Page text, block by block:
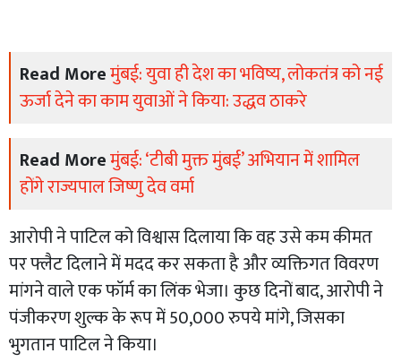
Read Moreमुंबई: युवा ही देश का भविष्य, लोकतंत्र को नई
ऊर्जा देने का काम युवाओं ने किया: उद्धव ठाकरे
Read Moreमुंबई: ‘टीबी मुक्त मुंबई’ अभियान में शामिल
होंगे राज्यपाल जिष्णु देव वर्मा
आरोपी ने पाटिल को विश्वास दिलाया कि वह उसे कम कीमत
पर फ्लैट दिलाने में मदद कर सकता है और व्यक्तिगत विवरण
मांगने वाले एक फॉर्म का लिंक भेजा। कुछ दिनों बाद, आरोपी ने
पंजीकरण शुल्क के रूप में 50,000 रुपये मांगे, जिसका
भुगतान पाटिल ने किया।